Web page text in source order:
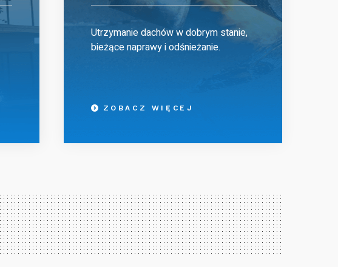
Utrzymanie dachów w dobrym stanie,
bieżące naprawy i odśnieżanie.
ZOBACZ WIĘCEJ